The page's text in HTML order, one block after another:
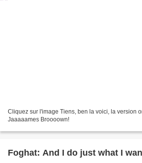
Cliquez sur l'image Tiens, ben la voici, la version
Jaaaaames Broooown!
Foghat: And I do just what I